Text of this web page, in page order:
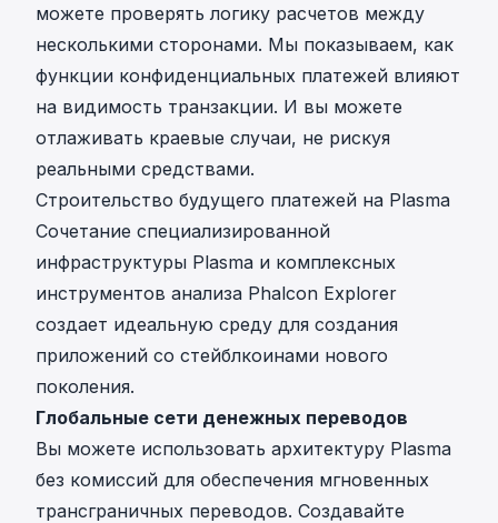
можете проверять логику расчетов между
несколькими сторонами. Мы показываем, как
функции конфиденциальных платежей влияют
на видимость транзакции. И вы можете
отлаживать краевые случаи, не рискуя
реальными средствами.
Строительство будущего платежей на Plasma
Сочетание специализированной
инфраструктуры Plasma и комплексных
инструментов анализа Phalcon Explorer
создает идеальную среду для создания
приложений со стейблкоинами нового
поколения.
Глобальные сети денежных переводов
Вы можете использовать архитектуру Plasma
без комиссий для обеспечения мгновенных
трансграничных переводов. Создавайте